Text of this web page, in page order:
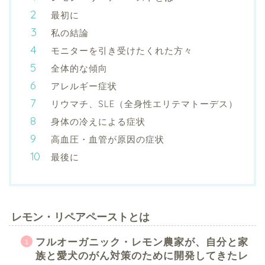
最初に
私の結論
モニターを引き受けたくれた方々
全体的な傾向
アレルギー症状
リウマチ、SLE（全身性エリテマトーデス）
身体の冷えによる症状
高血圧・血管が原因の症状
最後に
レモン・リペアペーストとは
フルオーガニック・レモン農家が、自分と家
族と愛犬のがん対策のために開発してきたレ